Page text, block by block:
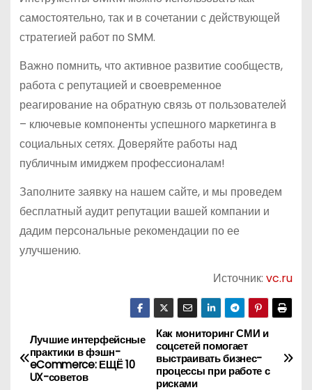
самостоятельно, так и в сочетании с действующей
стратегией работ по SMM.
Важно помнить, что активное развитие сообществ,
работа с репутацией и своевременное
реагирование на обратную связь от пользователей
– ключевые компоненты успешного маркетинга в
социальных сетях. Доверяйте работы над
публичным имиджем профессионалам!
Заполните заявку на нашем сайте, и мы проведем
бесплатный аудит репутации вашей компании и
дадим персональные рекомендации по ее
улучшению.
Источник:vc.ru
Н
а
Как мониторинг СМИ и
соцсетей помогает
выстраивать бизнес-
процессы при работе с
рисками
Лучшие интерфейсные
практики в фэшн-
eCommerce: ЕЩЁ 10
UX-советов